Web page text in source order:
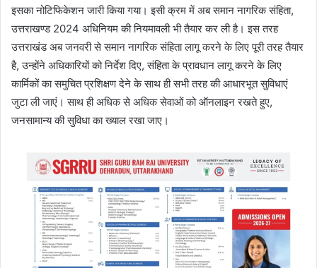
इसका नोटिफिकेशन जारी किया गया। इसी क्रम में अब समान नागरिक संहिता,
उत्तराखण्ड 2024 अधिनियम की नियमावली भी तैयार कर ली है। इस तरह
उत्तराखंड अब जनवरी से समान नागरिक संहिता लागू करने के लिए पूरी तरह तैयार
है, उन्होंने अधिकारियों को निर्देश दिए, संहिता के प्रावधान लागू करने के लिए
कार्मिकों का समुचित प्रशिक्षण देने के साथ ही सभी तरह की आधारभूत सुविधाएं
जुटा ली जाएं। साथ ही अधिक से अधिक सेवाओं को ऑनलाइन रखते हुए,
जनसामान्य की सुविधा का ख्याल रखा जाए।